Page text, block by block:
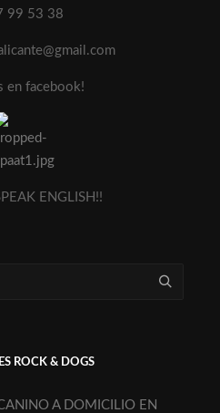
99 53 38
en facebook!
ENGLISH!!
ROCK & DOGS
A DOMICILIO EN